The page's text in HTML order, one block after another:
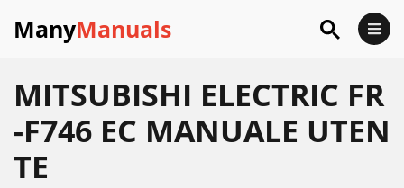
ManyManuals
MITSUBISHI ELECTRIC FR
-F746 EC MANUALE UTEN
TE